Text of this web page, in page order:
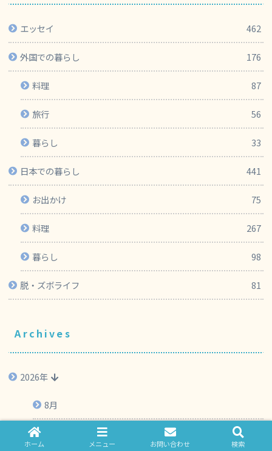
エッセイ 462
外国での暮らし 176
料理 87
旅行 56
暮らし 33
日本での暮らし 441
お出かけ 75
料理 267
暮らし 98
脱・ズボライフ 81
Archives
2026年
8月
ホーム メニュー お問い合わせ 検索